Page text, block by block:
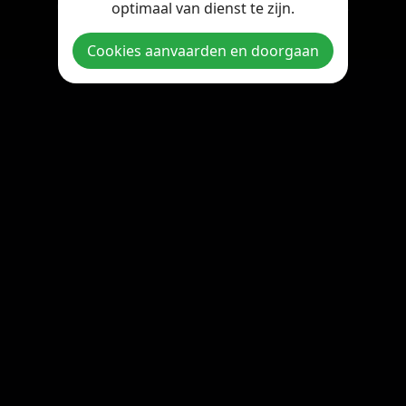
Copyright © 2026 StreamOnline.be. All rights reserved.
optimaal van dienst te zijn.
Cookies aanvaarden en doorgaan